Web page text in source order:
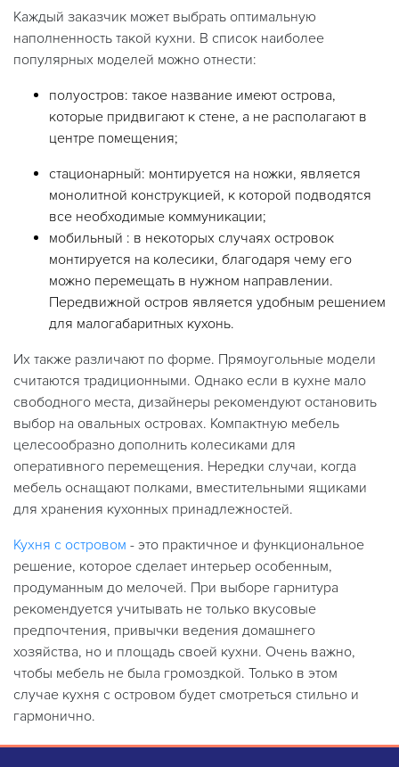
Каждый заказчик может выбрать оптимальную
наполненность такой кухни. В список наиболее
популярных моделей можно отнести:
полуостров: такое название имеют острова,
которые придвигают к стене, а не располагают в
центре помещения;
стационарный: монтируется на ножки, является
монолитной конструкцией, к которой подводятся
все необходимые коммуникации;
мобильный : в некоторых случаях островок
монтируется на колесики, благодаря чему его
можно перемещать в нужном направлении.
Передвижной остров является удобным решением
для малогабаритных кухонь.
Их также различают по форме. Прямоугольные модели
считаются традиционными. Однако если в кухне мало
свободного места, дизайнеры рекомендуют остановить
выбор на овальных островах. Компактную мебель
целесообразно дополнить колесиками для
оперативного перемещения. Нередки случаи, когда
мебель оснащают полками, вместительными ящиками
для хранения кухонных принадлежностей.
Кухня с островом - это практичное и функциональное
решение, которое сделает интерьер особенным,
продуманным до мелочей. При выборе гарнитура
рекомендуется учитывать не только вкусовые
предпочтения, привычки ведения домашнего
хозяйства, но и площадь своей кухни. Очень важно,
чтобы мебель не была громоздкой. Только в этом
случае кухня с островом будет смотреться стильно и
гармонично.